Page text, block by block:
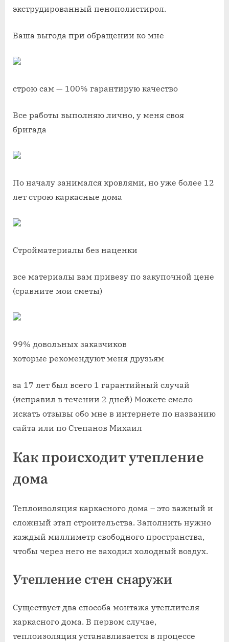
экструдированный пенополистирол.
Ваша выгода при обращении ко мне
строю сам — 100% гарантирую качество
Все работы выполняю лично, у меня своя
бригада
По началу занимался кровлями, но уже более 12
лет строю каркасные дома
Стройматериалы без наценки
все материалы вам привезу по закупочной цене
(сравните мои сметы)
99% довольных заказчиков
которые рекомендуют меня друзьям
за 17 лет был всего 1 гарантийный случай
(исправил в течении 2 дней) Можете смело
искать отзывы обо мне в интернете по названию
сайта или по Степанов Михаил
Как происходит утепление
дома
Теплоизоляция каркасного дома – это важный и
сложный этап строительства. Заполнить нужно
каждый миллиметр свободного пространства,
чтобы через него не заходил холодный воздух.
Утепление стен снаружи
Существует два способа монтажа утеплителя
каркасного дома. В первом случае,
теплоизоляция устанавливается в процессе